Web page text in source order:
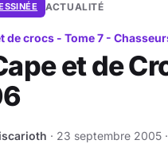
ACTUALITÉ
de crocs - Tome 7 -
et de
iscarioth · 23 septembre 2005